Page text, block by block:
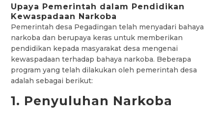
Upaya Pemerintah dalam Pendidikan
Kewaspadaan Narkoba
Pemerintah desa Pegadingan telah menyadari bahaya
narkoba dan berupaya keras untuk memberikan
pendidikan kepada masyarakat desa mengenai
kewaspadaan terhadap bahaya narkoba. Beberapa
program yang telah dilakukan oleh pemerintah desa
adalah sebagai berikut:
1. Penyuluhan Narkoba